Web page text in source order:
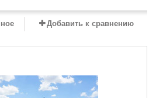
Добавить к сравнению